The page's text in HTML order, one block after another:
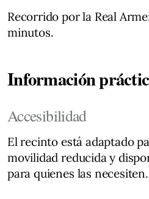
Recorrido por la Real
minutos.
Información
Accesibilidad
El recinto está adaptado
movilidad reducida y
para quienes las necesiten.